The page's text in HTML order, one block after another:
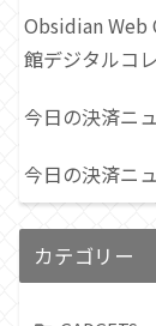
Obsidian Web
館デジタルコ
今日の決済ニ
今日の決済ニ
カテゴリー